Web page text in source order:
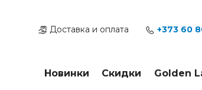
содержимомуДоставка и оплата +373 60
Новинки Скидки Golden